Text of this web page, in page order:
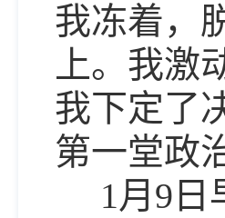
我冻着，
上。我激
我下定了
第一堂政
1月9日